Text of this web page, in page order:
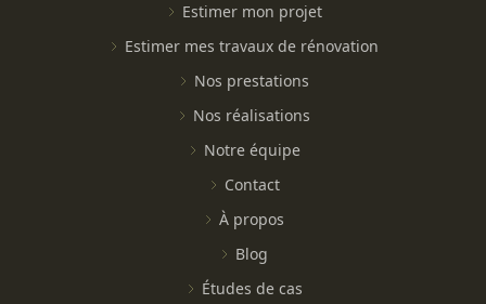
Estimer mon projet
Estimer mes travaux de rénovation
Nos prestations
Nos réalisations
Notre équipe
Contact
À propos
Blog
Études de cas